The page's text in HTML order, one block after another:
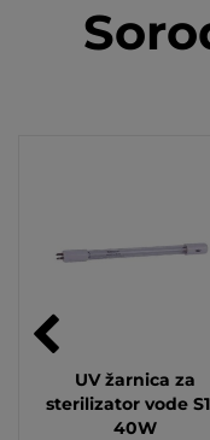
UV žarnica za
sterilizator vode
40W